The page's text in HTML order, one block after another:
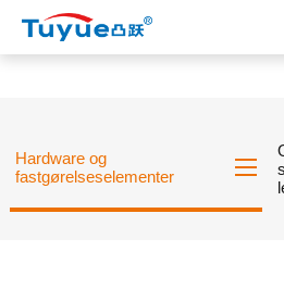
Hardware og
fastgørelseselementer